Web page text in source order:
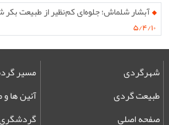
آبشار شلماش؛ جلوه‌ای کم‌نظیر از طبیعت بکر
۵/۴/۱۰
شهرگردی
طبیعت گردی
صفحه اصلی
مسیر
آئین ها